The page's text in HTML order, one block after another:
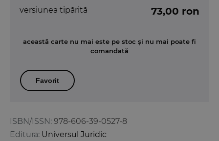
ISBN/ISSN: 978-606-39-0527-8
Editura: Universul Juridic
versiunea tipărită 73,00 ron
această carte nu mai este pe stoc și nu mai poate fi
comandată
Favorit